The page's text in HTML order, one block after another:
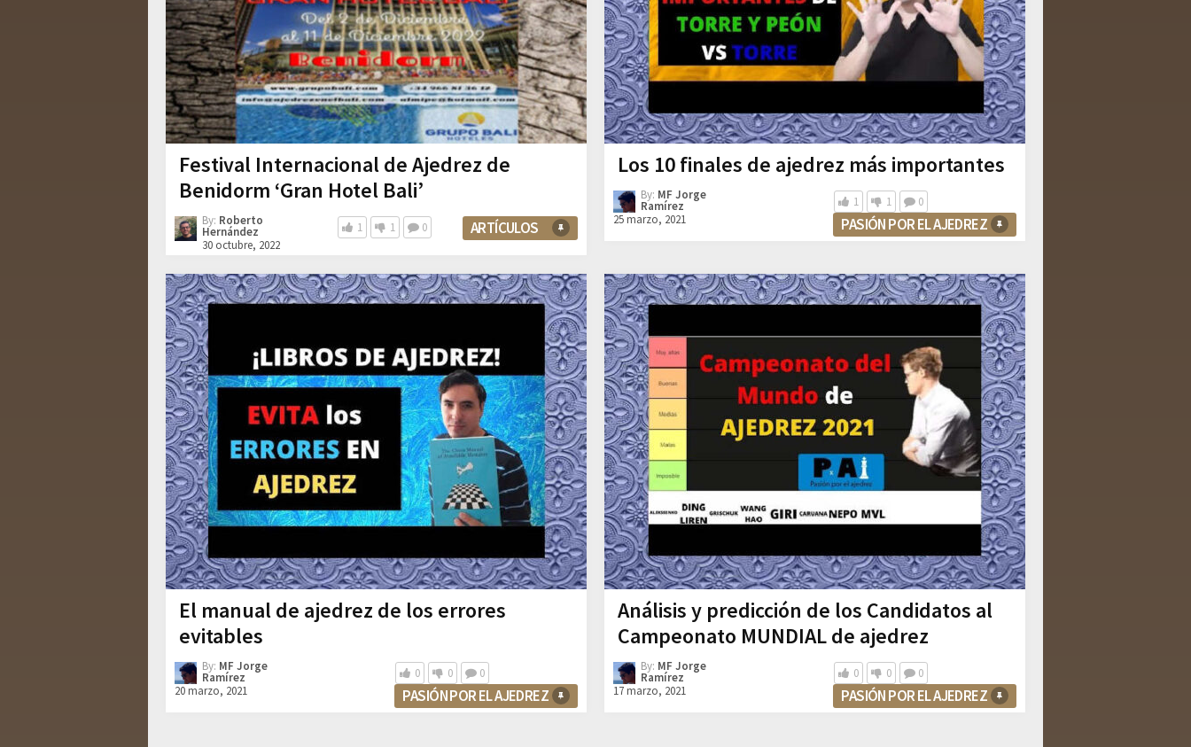
Festival Internacional de Ajedrez de
Benidorm ‘Gran Hotel Bali’
By: Roberto
Hernández
30 octubre, 2022
1 1 0 ARTÍCULOS
Los 10 finales de ajedrez más importantes
By: MF Jorge
Ramírez
25 marzo, 2021
1 1 0
PASIÓN POR EL AJEDREZ
El manual de ajedrez de los errores
evitables
By: MF Jorge
Ramírez
20 marzo, 2021
0 0 0
PASIÓN POR EL AJEDREZ
Análisis y predicción de los Candidatos al
Campeonato MUNDIAL de ajedrez
By: MF Jorge
Ramírez
17 marzo, 2021
0 0 0
PASIÓN POR EL AJEDREZ